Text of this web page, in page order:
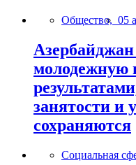
Общество, 05
молодежную
занятости и
сохраняются
Социальная